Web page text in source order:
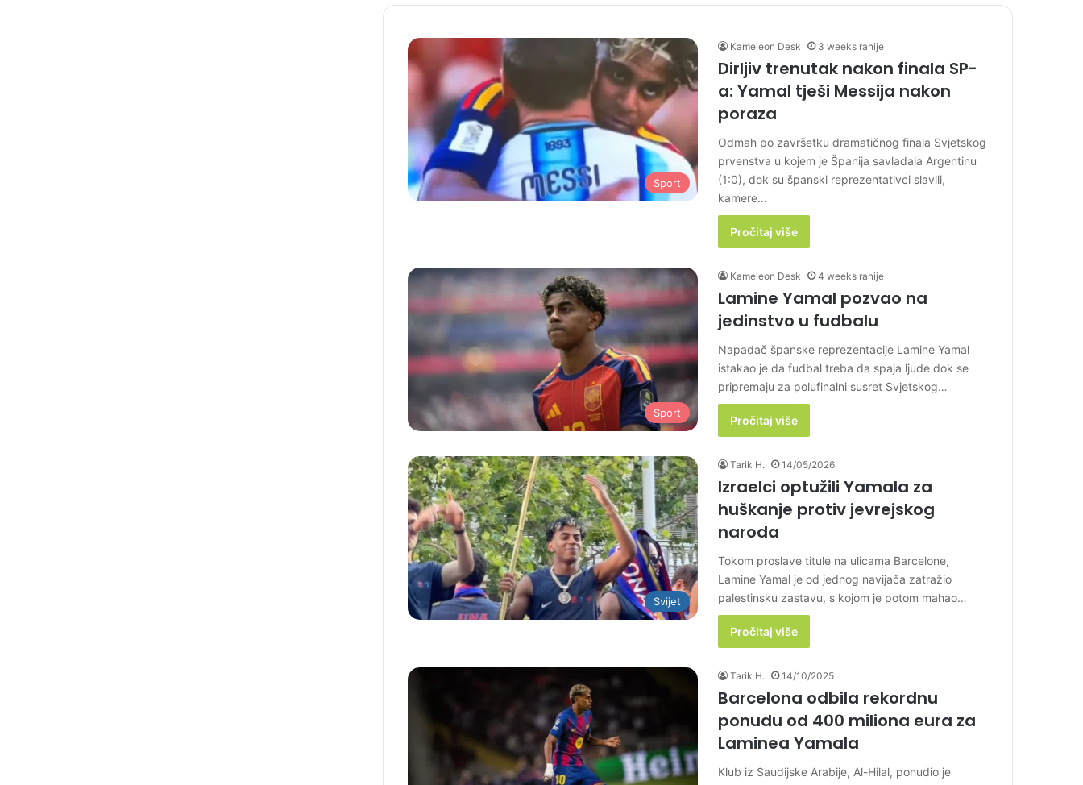
Sport
Kameleon Desk 3 weeks ranije
Dirljiv trenutak nakon finala SP-
a: Yamal tješi Messija nakon
poraza
Odmah po završetku dramatičnog finala Svjetskog
prvenstva u kojem je Španija savladala Argentinu
(1:0), dok su španski reprezentativci slavili,
kamere…
Pročitaj više
Sport
Kameleon Desk 4 weeks ranije
Lamine Yamal pozvao na
jedinstvo u fudbalu
Napadač španske reprezentacije Lamine Yamal
istakao je da fudbal treba da spaja ljude dok se
pripremaju za polufinalni susret Svjetskog…
Pročitaj više
Svijet
Tarik H. 14/05/2026
Izraelci optužili Yamala za
huškanje protiv jevrejskog
naroda
Tokom proslave titule na ulicama Barcelone,
Lamine Yamal je od jednog navijača zatražio
palestinsku zastavu, s kojom je potom mahao…
Pročitaj više
Tarik H. 14/10/2025
Barcelona odbila rekordnu
ponudu od 400 miliona eura za
Laminea Yamala
Klub iz Saudijske Arabije, Al-Hilal, ponudio je